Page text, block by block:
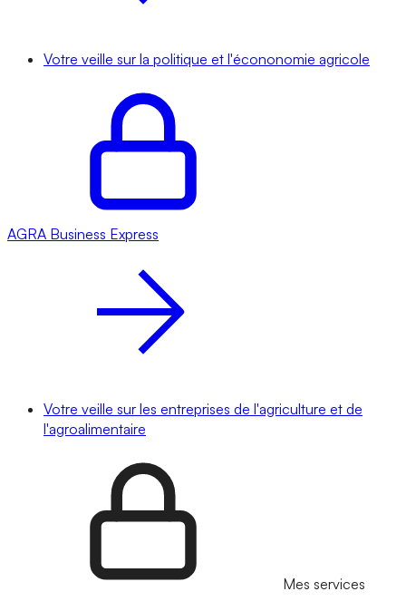
Votre veille sur la politique et l'écononomie agricole
AGRA Business Express
Votre veille sur les entreprises de l'agriculture et de
l'agroalimentaire
Mes services